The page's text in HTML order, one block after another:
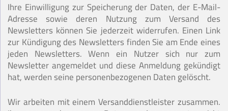
Ihre Einwilligung zur Speicherung der Daten, der E-Mail-
Adresse sowie deren Nutzung zum Versand des
Newsletters können Sie jederzeit widerrufen. Einen Link
zur Kündigung des Newsletters finden Sie am Ende eines
jeden Newsletters. Wenn ein Nutzer sich nur zum
Newsletter angemeldet und diese Anmeldung gekündigt
hat, werden seine personenbezogenen Daten gelöscht.
Wir arbeiten mit einem Versanddienstleister zusammen.